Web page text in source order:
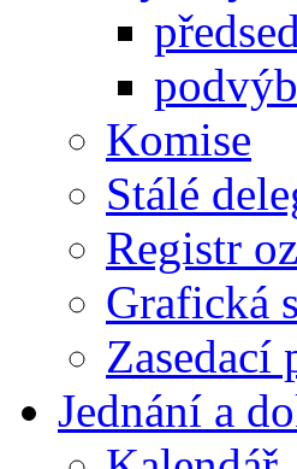
Komise
Stálé
Registr
Grafická
Zasedací
Jednání a